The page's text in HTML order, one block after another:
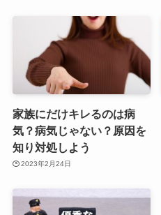
家族にだけキレるのは病
気？病気じゃない？原因を
知り対処しよう
2023年2月24日